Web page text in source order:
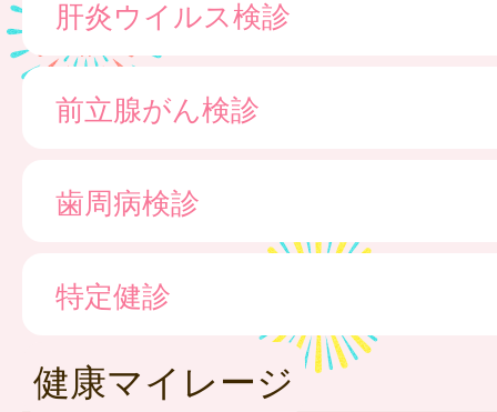
肝炎ウイルス検診
前立腺がん検診
歯周病検診
特定健診
健康マイレージ